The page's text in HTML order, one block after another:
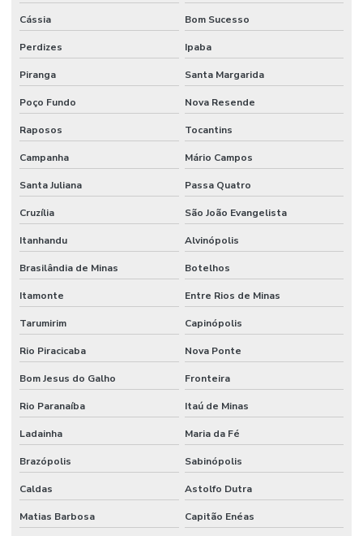
Cássia Bom Sucesso
Perdizes Ipaba
Piranga Santa Margarida
Poço Fundo Nova Resende
Raposos Tocantins
Campanha Mário Campos
Santa Juliana Passa Quatro
Cruzília São João Evangelista
Itanhandu Alvinópolis
Brasilândia de Minas Botelhos
Itamonte Entre Rios de Minas
Tarumirim Capinópolis
Rio Piracicaba Nova Ponte
Bom Jesus do Galho Fronteira
Rio Paranaíba Itaú de Minas
Ladainha Maria da Fé
Brazópolis Sabinópolis
Caldas Astolfo Dutra
Matias Barbosa Capitão Enéas